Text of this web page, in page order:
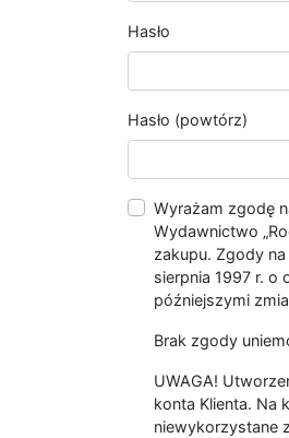
Hasło
Hasło (powtórz)
Wyrażam zgodę
Wydawnictwo
zakupu. Zgody
sierpnia 1997 r. o
późniejszymi
Brak zgody
UWAGA!
konta Klienta. Na
niewykorzystane